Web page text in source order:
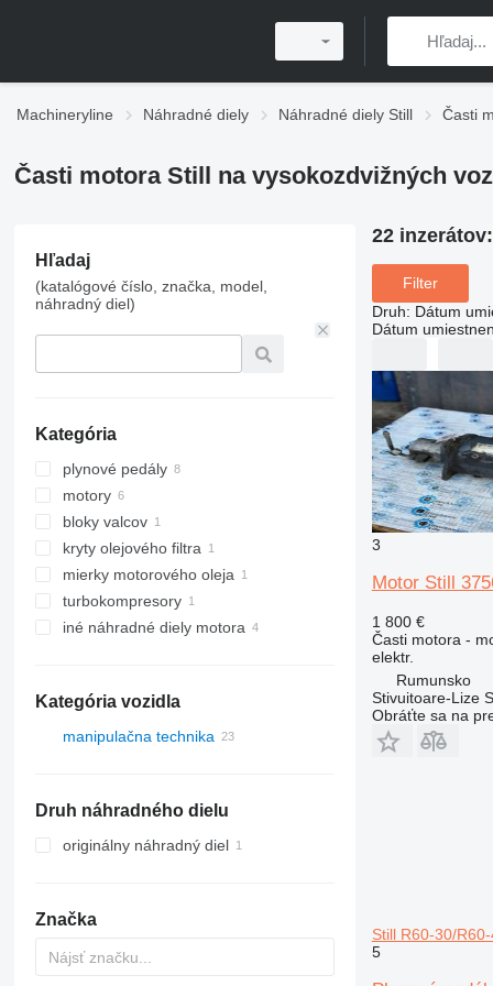
Machineryline Náhradné diely Náhradné diely Still Časti
Časti motora Still na vysokozdvižných
Hľadaj
(katalógové číslo, značka, model,
náhradný diel)
Kategória
plynové pedály
motory
bloky valcov
kryty olejového filtra
mierky motorového oleja
turbokompresory
iné náhradné diely motora
Kategória vozidla
manipulačna technika
vozíky
teleskopické nakladače
retraky
Druh náhradného dielu
originálny náhradný diel
Značka
22 inzerátov:
Filter
Druh: Dátum
Dátum
3
Motor Still
1 800 €
Časti motora -
elektr.
Rumunsko
Stivuitoare-Lize
Obráťte sa na
Still R60-30/
5